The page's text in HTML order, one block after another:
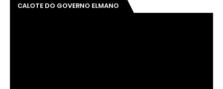
CALOTE DO GOVERNO ELMANO